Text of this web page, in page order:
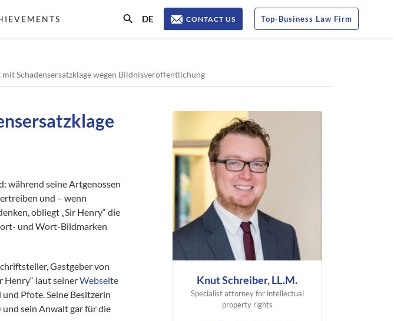
Top-Business Law Firm
CONTACT US
DE
Schadensersatzklage wegen Bildnisveröffentlichung
während seine Artgenossen
und – wenn
obliegt „Sir Henry“ die
und Wort-Bildmarken
Gastgeber von
Henry“ laut seinerWebseite
Pfote. Seine Besitzerin
sein Anwalt gar für die
Knut Schreiber, LL.M.
Specialist attorney for intellectual
property rights